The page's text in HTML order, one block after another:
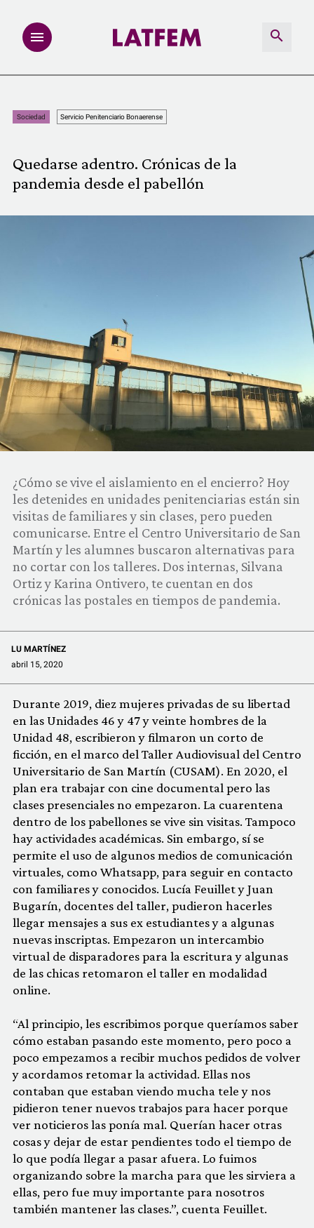
MULTIMEDIA
QUIÉNES SOMOS
Sociedad Servicio Penitenciario Bonaerense
Quedarse adentro. Crónicas de la
pandemia desde el pabellón
¿Cómo se vive el aislamiento en el encierro? Hoy
les detenides en unidades penitenciarias están sin
visitas de familiares y sin clases, pero pueden
comunicarse. Entre el Centro Universitario de San
Martín y les alumnes buscaron alternativas para
no cortar con los talleres. Dos internas, Silvana
Ortiz y Karina Ontivero, te cuentan en dos
crónicas las postales en tiempos de pandemia.
LU MARTÍNEZ
abril 15, 2020
Durante 2019, diez mujeres privadas de su libertad
en las Unidades 46 y 47 y veinte hombres de la
Unidad 48, escribieron y filmaron un corto de
ficción, en el marco del Taller Audiovisual del Centro
Universitario de San Martín (CUSAM). En 2020, el
plan era trabajar con cine documental pero las
clases presenciales no empezaron. La cuarentena
dentro de los pabellones se vive sin visitas. Tampoco
hay actividades académicas. Sin embargo, sí se
permite el uso de algunos medios de comunicación
virtuales, como Whatsapp, para seguir en contacto
con familiares y conocidos. Lucía Feuillet y Juan
Bugarín, docentes del taller, pudieron hacerles
llegar mensajes a sus ex estudiantes y a algunas
nuevas inscriptas. Empezaron un intercambio
virtual de disparadores para la escritura y algunas
de las chicas retomaron el taller en modalidad
online.
“Al principio, les escribimos porque queríamos saber
cómo estaban pasando este momento, pero poco a
poco empezamos a recibir muchos pedidos de volver
y acordamos retomar la actividad. Ellas nos
contaban que estaban viendo mucha tele y nos
pidieron tener nuevos trabajos para hacer porque
ver noticieros las ponía mal. Querían hacer otras
cosas y dejar de estar pendientes todo el tiempo de
lo que podía llegar a pasar afuera. Lo fuimos
organizando sobre la marcha para que les sirviera a
ellas, pero fue muy importante para nosotros
también mantener las clases.”, cuenta Feuillet.